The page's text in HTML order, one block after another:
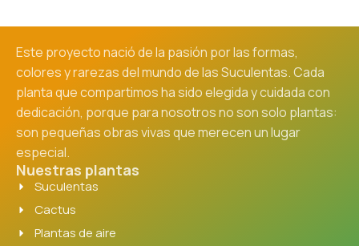
Este proyecto nació de la pasión por las formas,
colores y rarezas del mundo de las Suculentas. Cada
planta que compartimos ha sido elegida y cuidada con
dedicación, porque para nosotros no son solo plantas:
son pequeñas obras vivas que merecen un lugar
especial.
Nuestras plantas
Suculentas
Cactus
Plantas de aire